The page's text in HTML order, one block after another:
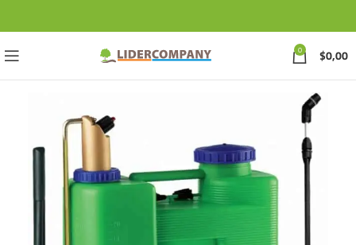
0 $0,00